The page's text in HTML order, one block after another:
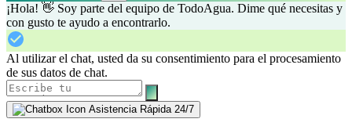
¡Hola! 👋 Soy parte del equipo de TodoAgua. Dime qué necesitas y
con gusto te ayudo a encontrarlo.
Al utilizar el chat, usted da su consentimiento para el procesamiento
de sus datos de chat.
Asistencia Rápida 24/7